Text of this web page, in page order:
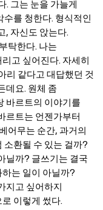
. 그는 눈을 가늘게
수를 청한다. 형식적인
, 자신도 앉는다.
탁한다. 나는
고 싶어진다. 자세히
리 같다고 대답했던 것
데요. 원체 좀
바르트의 이야기를
르트는 언젠가부터
어무는 순간, 과거의
소환될 수 있는 걸까?
닐까? 글쓰기는 결국
는 일이 아닐까?
지고 싶어하지
이렇게 썼다.